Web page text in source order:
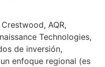
AQR,
Technologies,
de inversión,
enfoque regional (es